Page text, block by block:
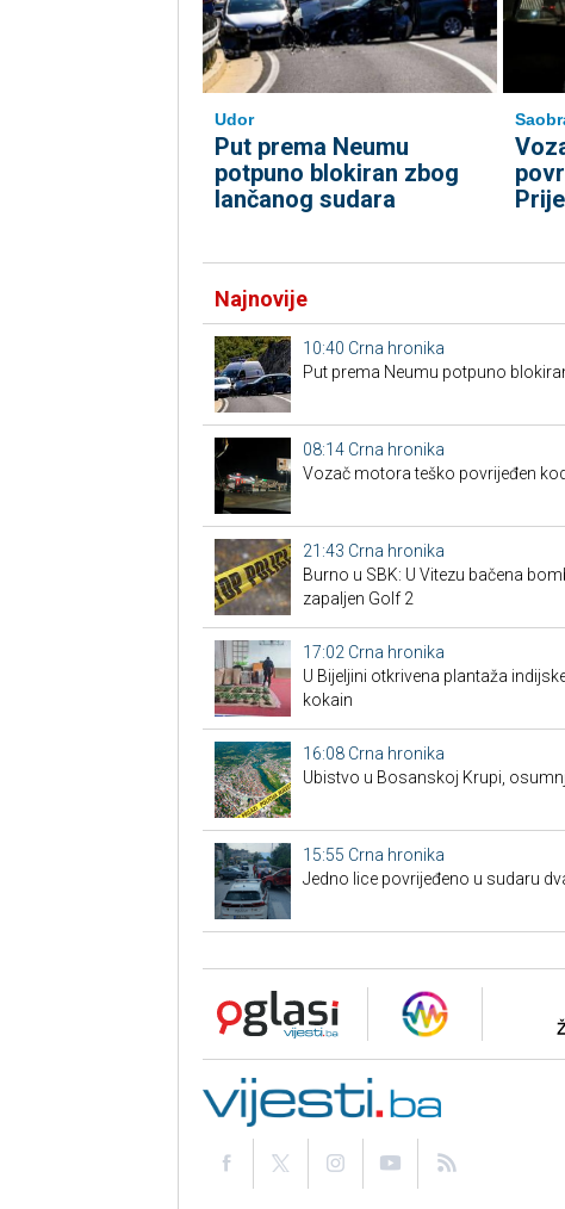
Udor
Put prema Neumu
potpuno blokiran zbog
lančanog sudara
Najnovije
10:40 Crna hronika
Put prema Neumu potpuno
08:14 Crna hronika
Vozač motora teško povrijeđen
21:43 Crna hronika
Burno u SBK: U Vitezu bačena
zapaljen Golf 2
17:02 Crna hronika
​U Bijeljini otkrivena plantaža
kokain
16:08 Crna hronika
Ubistvo u Bosanskoj Krupi,
15:55 Crna hronika
Јedno lice povrijeđeno u sudaru